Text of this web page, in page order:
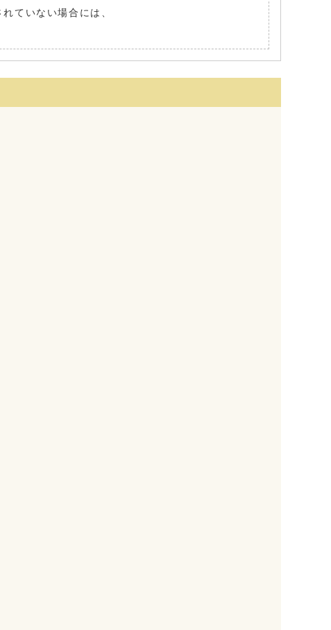
ていない場合には、